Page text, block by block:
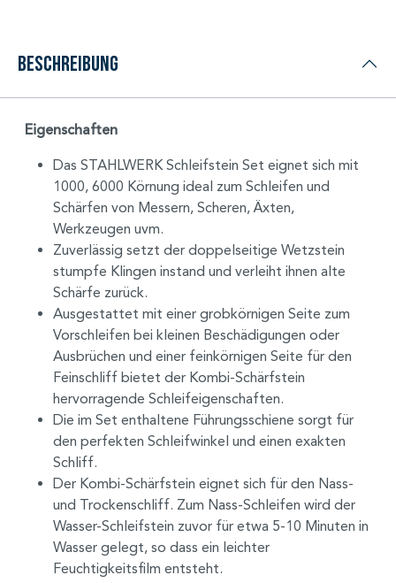
Beschreibung
Eigenschaften
Das STAHLWERK Schleifstein Set eignet sich mit
1000, 6000 Körnung ideal zum Schleifen und
Schärfen von Messern, Scheren, Äxten,
Werkzeugen uvm.
Zuverlässig setzt der doppelseitige Wetzstein
stumpfe Klingen instand und verleiht ihnen alte
Schärfe zurück.
Ausgestattet mit einer grobkörnigen Seite zum
Vorschleifen bei kleinen Beschädigungen oder
Ausbrüchen und einer feinkörnigen Seite für den
Feinschliff bietet der Kombi-Schärfstein
hervorragende Schleifeigenschaften.
Die im Set enthaltene Führungsschiene sorgt für
den perfekten Schleifwinkel und einen exakten
Schliff.
Der Kombi-Schärfstein eignet sich für den Nass-
und Trockenschliff. Zum Nass-Schleifen wird der
Wasser-Schleifstein zuvor für etwa 5-10 Minuten in
Wasser gelegt, so dass ein leichter
Feuchtigkeitsfilm entsteht.